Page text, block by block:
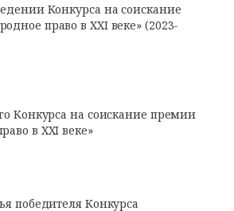
Конкурса на соискание
право в XXI веке» (2023-
Конкурса на соискание премии
в XXI веке»
победителя Конкурса